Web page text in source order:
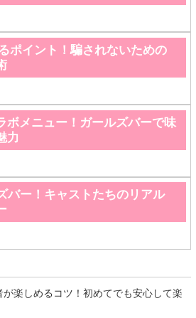
ポイント！騙されないための
ボメニュー！ガールズバーで味
力
バー！キャストたちのリアル
が楽しめるコツ！初めてでも安心して楽